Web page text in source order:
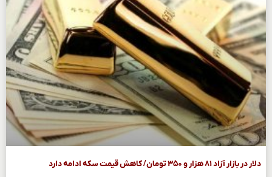
دلار در بازار آزاد ۸۱ هزار و ۳۵۰ تومان/ کاهش قیمت سکه ادامه دارد